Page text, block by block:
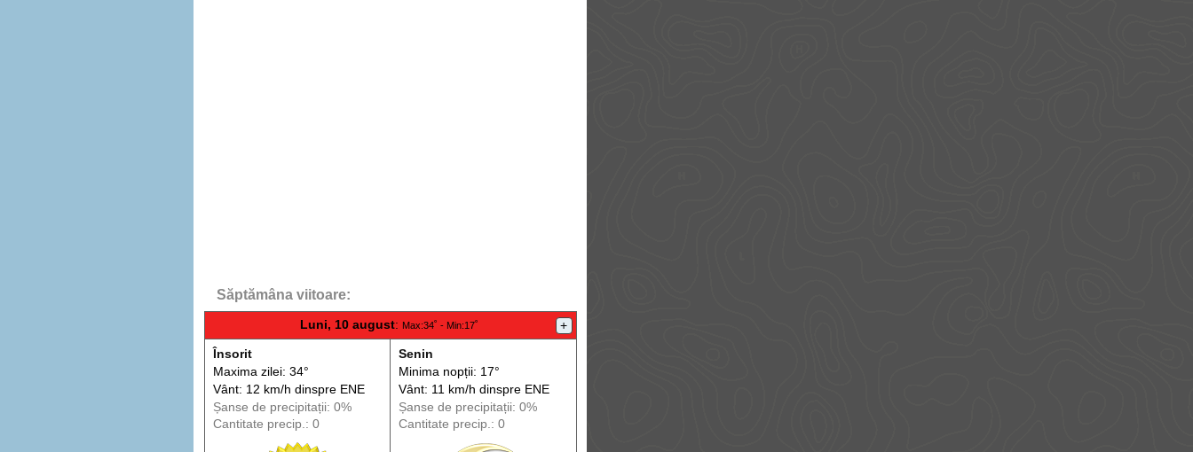
Săptămâna viitoare:
Luni, 10 august: Max:34˚ - Min:17˚ +
Însorit
Maxima zilei: 34°
Vânt: 12 km/h dinspreENE
Șanse de precipitații: 0%
Cantitate precip.: 0
Senin
Minima nopții: 17°
Vânt: 11 km/h dinspreENE
Șanse de precipitații: 0%
Cantitate precip.: 0